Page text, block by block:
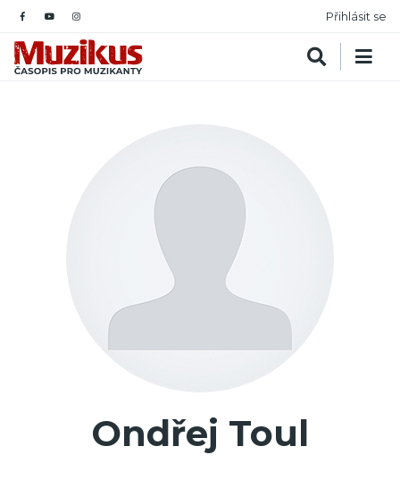
Přihlásit se
Ondřej Toul